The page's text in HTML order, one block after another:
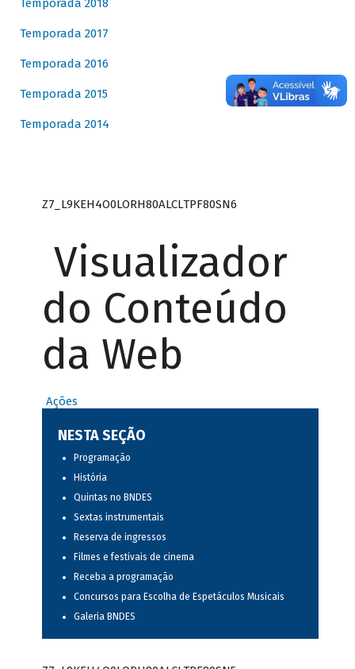
Temporada 2018
Temporada 2017
Temporada 2016
Temporada 2015
Temporada 2014
Z7_L9KEH4O0LORH80ALCLTPF80SN6
Visualizador
do Conteúdo
da Web
Ações
NESTA SEÇÃO
Programação
História
Quintas no BNDES
Sextas instrumentais
Reserva de ingressos
Filmes e festivais de cinema
Receba a programação
Concursos para Escolha de Espetáculos Musicais
Galeria BNDES